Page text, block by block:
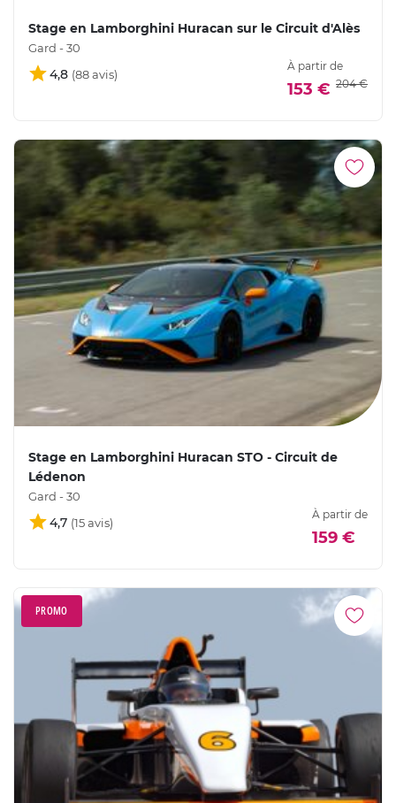
Stage en Lamborghini Huracan sur le Circuit d'Alès
Gard - 30
4,8
À partir de
153 € 204 €
Stage en Lamborghini Huracan STO - Circuit de
Lédenon
Gard - 30
4,7
À partir de
159 €
PROMO